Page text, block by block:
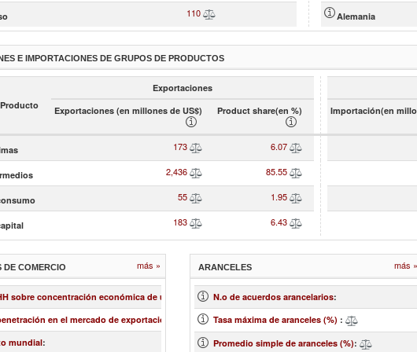
110 3.86Alemania
E IMPORTACIONES DE GRUPOS DE PRODUCTOS
Exportaciones
Exportaciones (en millones de US$)
Product share(en %) Importación(en
173 6.07
2,436 85.55
55 1.95
183 6.43
DE COMERCIO más »
sobre concentración económica de un mercado 0.37
en el mercado de exportación 1.65
mundial: -1.38
ARANCELES más »
N.o de acuerdos arancelarios:
Tasa máxima de aranceles (%) :
Promedio simple de aranceles (%):